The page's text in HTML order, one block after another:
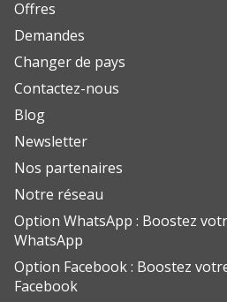
Offres
Demandes
Changer de pays
Contactez-nous
Blog
Newsletter
Nos partenaires
Notre réseau
Option WhatsApp : Boostez
WhatsApp
Option Facebook : Boostez
Facebook